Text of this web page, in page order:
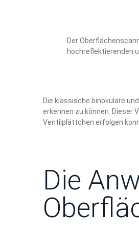
Der
hochreflektierenden
Die klassische binokulare
erkennen zu können. Dieser
Ventilplättchen erfolgen
Die